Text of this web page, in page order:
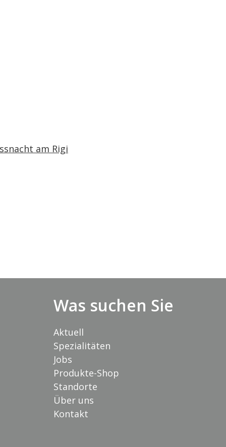
am Rigi
Was suchen Sie
Aktuell
Spezialitäten
Jobs
Produkte-Shop
Standorte
Über uns
Kontakt